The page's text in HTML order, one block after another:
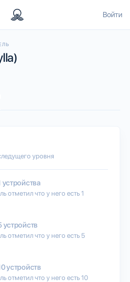
Войти
уровня
устройства
отметил что у него есть 1
устройств
отметил что у него есть 5
устройств
отметил что у него есть 10